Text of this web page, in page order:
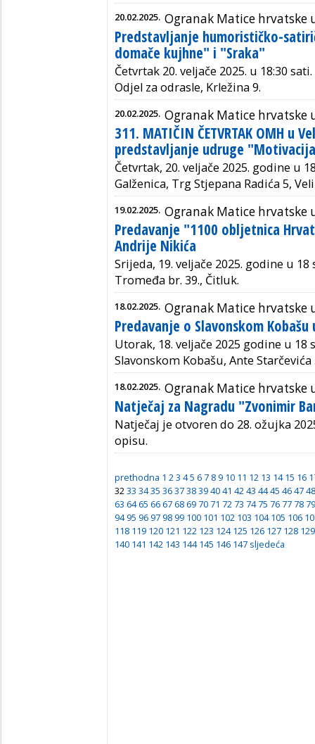
20.02.2025. Ogranak Matice hrvatske
Predstavljanje humorističko-
domače kujhne" i "Sraka"
Četvrtak 20. veljače 2025. u 18:30
Odjel za odrasle, Krležina 9.
20.02.2025. Ogranak Matice hrvatske
311. MATIČIN ČETVRTAK OMH u
predstavljanje udruge
Četvrtak, 20. veljače 2025. godine u
Galženica, Trg Stjepana Radića 5,
19.02.2025. Ogranak Matice hrvatske
Predavanje "1100 obljetnica
Andrije Nikića
Srijeda, 19. veljače 2025. godine u 18
Tromeđa br. 39., Čitluk.
18.02.2025. Ogranak Matice hrvatske
Predavanje o Slavonskom
Utorak, 18. veljače 2025 godine u
Slavonskom Kobašu, Ante Starčevića
18.02.2025. Ogranak Matice hrvatske
Natječaj za Nagradu "Zvonimir
Natječaj je otvoren do 28. ožujka
opisu.
prethodna 1 23 45 6 7 8 9 10 11 12 13 14 15 16
3233 3435 363738394041 4243 4445 464748
63 64 65 66 67 68 69 70 71 72 73 74 75 76 77 78 79
94 95 96 97 98 99 100 101 102 103 104 105 106
118 119 120 121 122 123 124 125 126 127 128 129
140 141 142 143 144 145 146 147 sljedeća